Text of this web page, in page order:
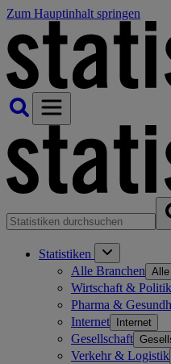
Zum Hauptinhalt springen
Statistiken
Alle Branchen
Wirtschaft & Politik
Pharma &
Internet Internet
Gesellschaft
Verkehr & Logistik